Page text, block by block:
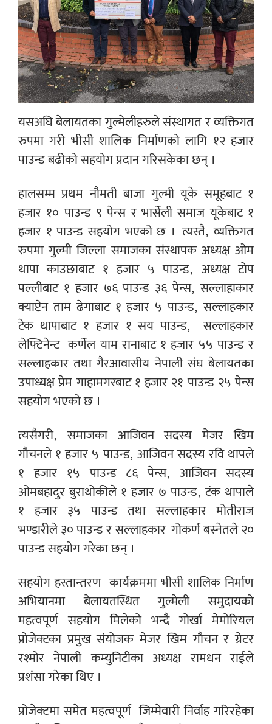
यसअघि बेलायतका गुल्मेलीहरुले संस्थागत र व्यक्तिगत
रुपमा गरी भीसी शालिक निर्माणको लागि १२ हजार
पाउन्ड बढीको सहयोग प्रदान गरिसकेका छन् ।
हालसम्म प्रथम नौमती बाजा गुल्मी यूके समूहबाट १
हजार १० पाउन्ड ९ पेन्स र भार्सेली समाज यूकेबाट १
हजार १ पाउन्ड सहयोग भएको छ । त्यस्तै, व्यक्तिगत
रुपमा गुल्मी जिल्ला समाजका संस्थापक अध्यक्ष ओम
थापा काउछाबाट १ हजार ५ पाउन्ड, अध्यक्ष टोप
पल्लीबाट १ हजार ७६ पाउन्ड ३६ पेन्स, सल्लाहाकार
क्याप्टेन ताम ढेगाबाट १ हजार ५ पाउन्ड, सल्लाहकार
टेक थापाबाट १ हजार १ सय पाउन्ड,
सल्लाहकार
लेफ्टिनेन्ट कर्णेल याम रानाबाट १ हजार ५५ पाउन्ड र
सल्लाहकार तथा गैरआवासीय नेपाली संघ बेलायतका
उपाध्यक्ष प्रेम गाहामगरबाट १ हजार २१ पाउन्ड २५ पेन्स
सहयोग भएको छ ।
त्यसैगरी, समाजका आजिवन सदस्य मेजर खिम
गौचनले १ हजार ५ पाउन्ड, आजिवन सदस्य रवि थापले
१ हजार १५ पाउन्ड ८६ पेन्स, आजिवन सदस्य
ओमबहादुर बुराथोकीले १ हजार ७ पाउन्ड, टंक थापाले
१ हजार ३५ पाउन्ड तथा सल्लाहकार मोतीराज
भण्डारीले ३० पाउन्ड र सल्लाहकार गोकर्ण बस्नेतले २०
पाउन्ड सहयोग गरेका छन् ।
सहयोग हस्तान्तरण कार्यक्रममा भीसी शालिक निर्माण
अभियानमा बेलायतस्थित गुल्मेली समुदायको
महत्वपूर्ण सहयोग मिलेको भन्दै गोर्खा मेमोरियल
प्रोजेक्टका प्रमुख संयोजक मेजर खिम गौचन र ग्रेटर
रश्मोर नेपाली कम्युनिटीका अध्यक्ष रामधन राईले
प्रशंसागरेका थिए ।
प्रोजेक्टमा समेत महत्वपूर्ण जिम्मेवारी निर्वाह गरिरहेका